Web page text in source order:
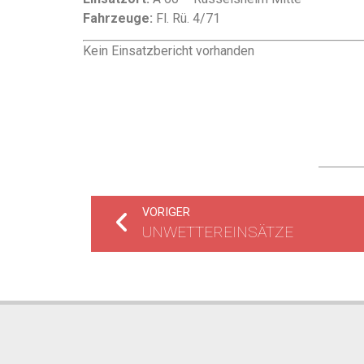
Fahrzeuge: Fl. Rü. 4/71
Kein Einsatzbericht vorhanden
VORIGER
UNWETTEREINSÄTZE